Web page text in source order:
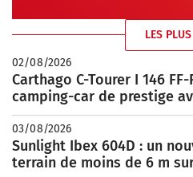
LES
02/08/2026
Carthago C-Tourer I 146
camping-car de prestige
03/08/2026
Sunlight Ibex 604D : un
terrain de moins de 6 m